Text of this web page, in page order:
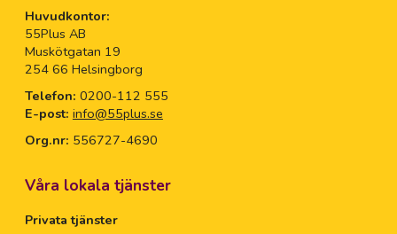
Huvudkontor:
55Plus AB
Muskötgatan 19
254 66 Helsingborg
Telefon: 0200-112 555
E-post: info@55plus.se
Org.nr: 556727-4690
Våra lokala tjänster
Privata tjänster